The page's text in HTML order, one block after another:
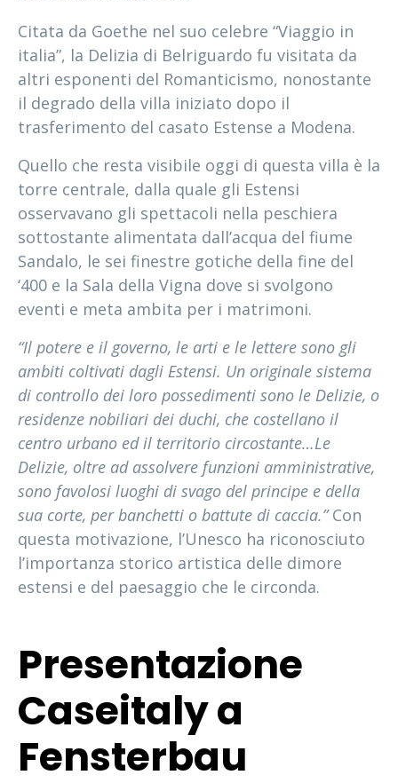
Citata da Goethe nel suo celebre “Viaggio in
italia”, la Delizia di Belriguardo fu visitata da
altri esponenti del Romanticismo, nonostante
il degrado della villa iniziato dopo il
trasferimento del casato Estense a Modena.
Quello che resta visibile oggi di questa villa è la
torre centrale, dalla quale gli Estensi
osservavano gli spettacoli nella peschiera
sottostante alimentata dall’acqua del fiume
Sandalo, le sei finestre gotiche della fine del
‘400 e la Sala della Vigna dove si svolgono
eventi e meta ambita per i matrimoni.
“Il potere e il governo, le arti e le lettere sono gli
ambiti coltivati dagli Estensi. Un originale sistema
di controllo dei loro possedimenti sono le Delizie, o
residenze nobiliari dei duchi, che costellano il
centro urbano ed il territorio circostante…Le
Delizie, oltre ad assolvere funzioni amministrative,
sono favolosi luoghi di svago del principe e della
sua corte, per banchetti o battute di caccia.”Con
questa motivazione, l’Unesco ha riconosciuto
l’importanza storico artistica delle dimore
estensi e del paesaggio che le circonda.
Presentazione
Caseitaly a
Fensterbau